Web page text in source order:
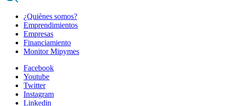
¿Quiènes somos?
Emprendimientos
Empresas
Financiamiento
Monitor Mipymes
Facebook
Youtube
Twitter
Instagram
Linkedin